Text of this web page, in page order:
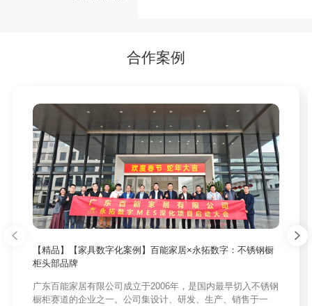
合作案例
【精品】【家具数字化案例】百能家居×永拓数字：不锈钢橱
柜头部品牌
广东百能家居有限公司成立于2006年，是国内最早切入不锈钢
橱柜赛道的企业之一。公司集设计、研发、生产、销售于一